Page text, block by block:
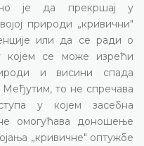
је да прекршај у
природи „кривични"
или да се ради о
којем се може изрећи
и висини спада
Међутим, то не спречава
у којем засебна
омогућава доношење
„кривичне" оптужбе